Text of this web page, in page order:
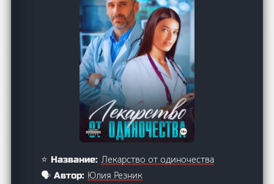
⭐ Название: Лекарство от одиночества
🗣️ Автор: Юлия Резник